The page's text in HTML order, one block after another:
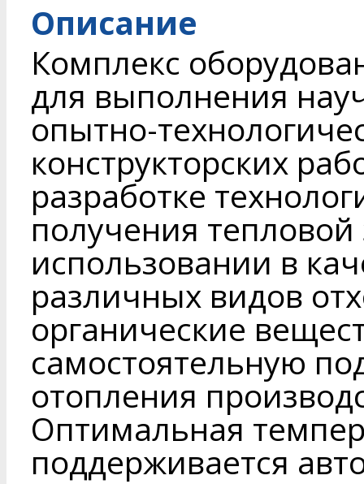
Описание
Комплекс
для выполнения
опытно-
конструкторских
разработке
получения
использовании в
различных видов
органические
самостоятельную
отопления
Оптимальная
поддерживается